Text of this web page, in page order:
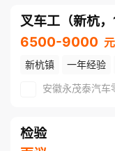
叉车工（新杭，
6500-9000
新杭镇
一年经验
安徽永茂泰汽车
检验